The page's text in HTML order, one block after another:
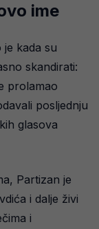
ime
kada su
skandirati:
prolamao
posljednju
glasova
Partizan je
i dalje živi
i